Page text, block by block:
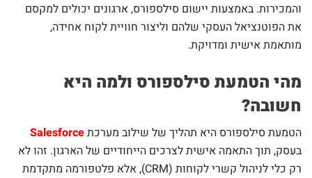
והמכירות. באמצעות יישום סילספורס, ארגונים יכולים למקסם
את הפוטנציאל העסקי שלהם וליצור חוויית לקוח אחידה,
מותאמת אישית ומדויקת.
מהי הטמעת סילספורס ולמה היא
חשובה?
הטמעת סילספורס היא תהליך של שילוב מערכת
בעסק, תוך התאמה אישית לצרכים הייחודיים של הארגון. זהו לא
רק כלי לניהול קשרי לקוחות (CRM), אלא פלטפורמה מתקדמת